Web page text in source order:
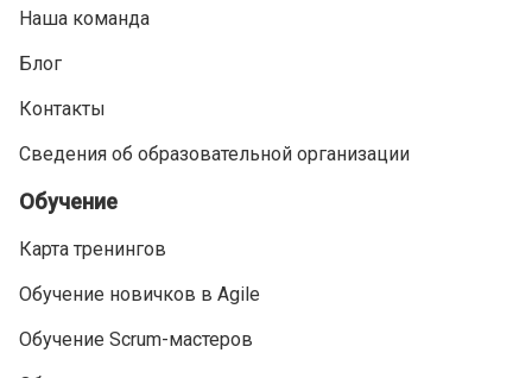
Наша команда
Блог
Контакты
Сведения об образовательной организации
Обучение
Карта тренингов
Обучение новичков в Agile
Обучение Scrum-мастеров